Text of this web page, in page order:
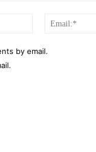
Name:*
by email.